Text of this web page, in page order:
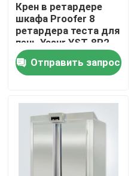
Контроль качества
Свяжитесь с нами
Хлебобулочная печь
Печь конвекции пекарни
Крен в ретардере
шкафа Proofer 8
ретардера теста для
печь Yasur YST-8R2
220V 8kw
Отправить запрос